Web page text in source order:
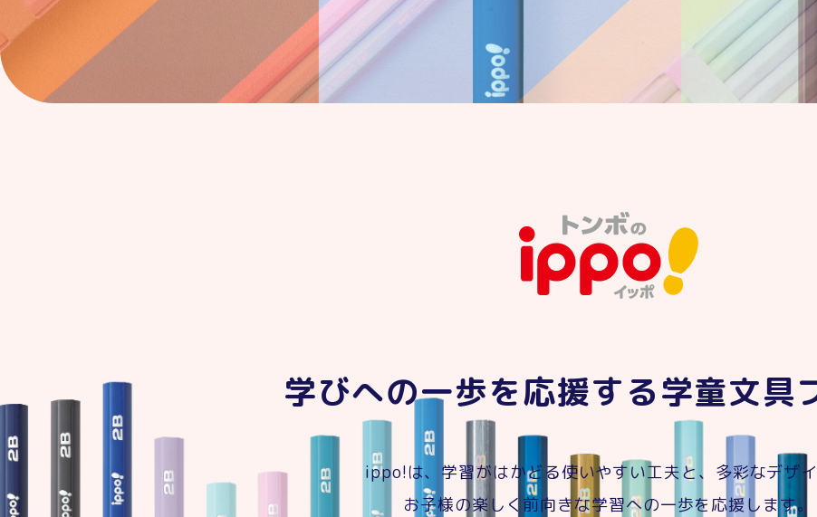
学びへの一歩を応援する学童文具
ippo!は、学習がはかどる使いやすい工夫と、多彩なデザ
お子様の楽しく前向きな学習への一歩を応援します。